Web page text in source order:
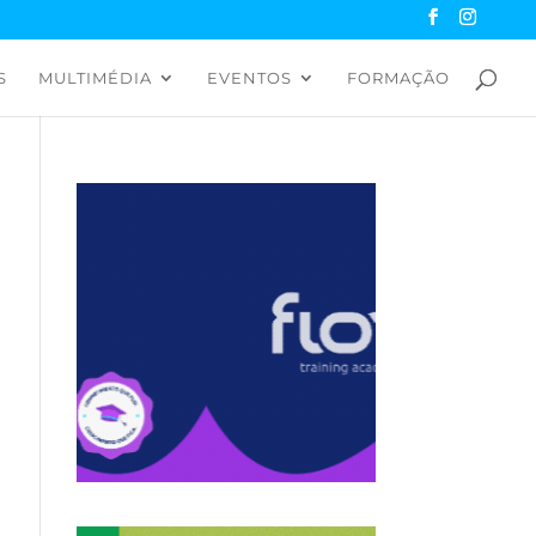
MULTIMÉDIA EVENTOS FORMAÇÃO